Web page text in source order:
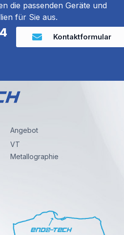
die passenden Geräte und
für Sie aus.
Kontaktformular
Angebot
VT
Metallographie